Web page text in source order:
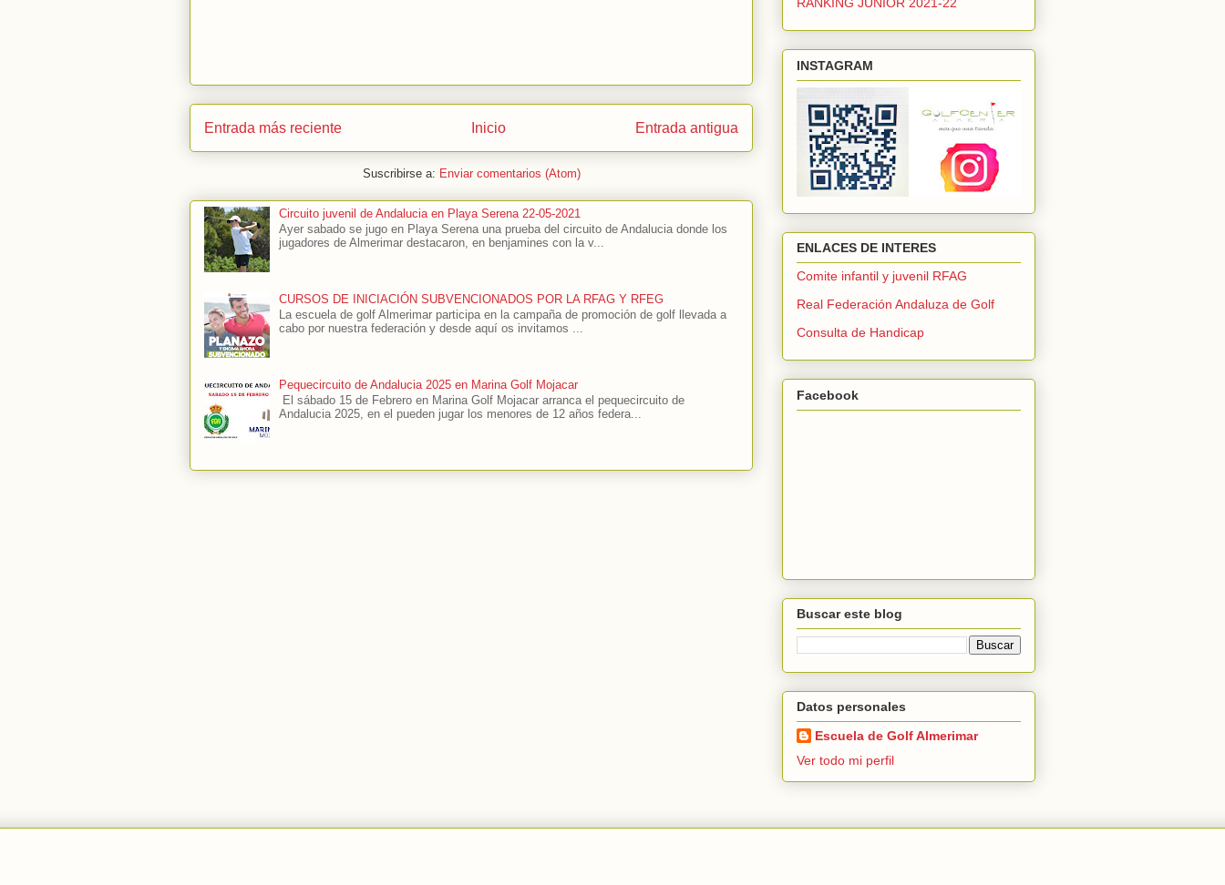
Entrada más reciente Entrada antigua
Inicio
Suscribirse a: Enviar comentarios (Atom)
Circuito juvenil de Andalucia en Playa Serena 22-05-2021
Ayer sabado se jugo en Playa Serena una prueba del circuito de Andalucia donde los
jugadores de Almerimar destacaron, en benjamines con la v...
CURSOS DE INICIACIÓN SUBVENCIONADOS POR LA RFAG Y RFEG
La escuela de golf Almerimar participa en la campaña de promoción de golf llevada a
cabo por nuestra federación y desde aquí os invitamos ...
Pequecircuito de Andalucia 2025 en Marina Golf Mojacar
El sábado 15 de Febrero en Marina Golf Mojacar arranca el pequecircuito de
Andalucia 2025, en el pueden jugar los menores de 12 años federa...
RANKING JUNIOR 2021-22
INSTAGRAM
ENLACES DE INTERES
Comite infantil y juvenil RFAG
Real Federación Andaluza de Golf
Consulta de Handicap
Facebook
Buscar este blog
Datos personales
Escuela de Golf Almerimar
Ver todo mi perfil